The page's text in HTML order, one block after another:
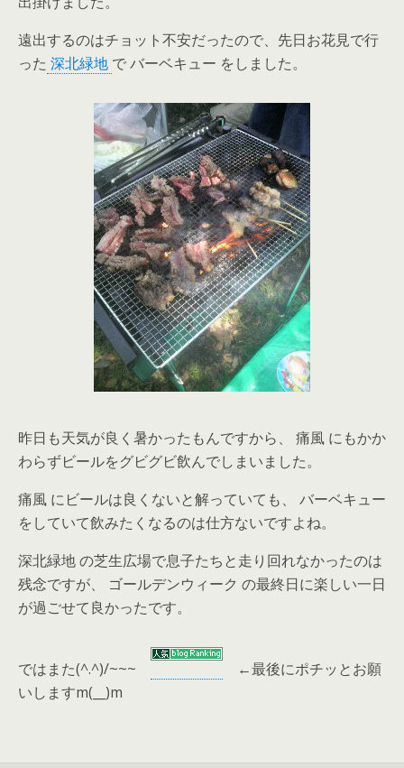
遠出するのはチョット不安だったので、先日お花見で行
った 深北緑地 で バーベキュー をしました。
昨日も天気が良く暑かったもんですから、 痛風 にもかか
わらずビールをグビグビ飲んでしまいました。
痛風 にビールは良くないと解っていても、 バーベキュー
をしていて飲みたくなるのは仕方ないですよね。
深北緑地 の芝生広場で息子たちと走り回れなかったのは
残念ですが、 ゴールデンウィーク の最終日に楽しい一日
が過ごせて良かったです。
ではまた(^.^)/~~~ ←最後にポチッとお願
いしますm(__)m